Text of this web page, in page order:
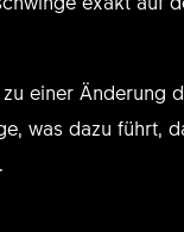
einer Änderung
was dazu führt,